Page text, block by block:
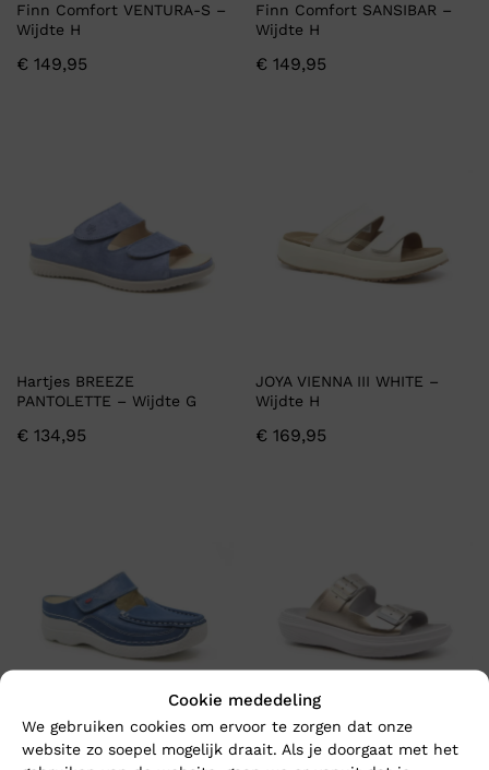
Cookie mededeling
We gebruiken cookies om ervoor te zorgen dat onze
website zo soepel mogelijk draait. Als je doorgaat met het
Finn Comfort VENTURA-S –
Wijdte H
€ 149,95
Finn Comfort SANSIBAR –
Wijdte H
€ 149,95
Hartjes BREEZE
PANTOLETTE – Wijdte G
€ 134,95
JOYA VIENNA III WHITE –
Wijdte H
€ 169,95
Wolky ROLL SLIPPER
Kybun GLARUS Tin